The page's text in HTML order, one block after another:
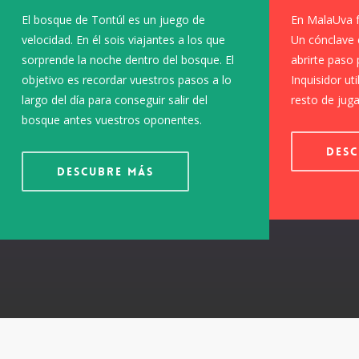
El bosque de Tontúl es un juego de
velocidad. En él sois viajantes a los que
sorprende la noche dentro del bosque. El
objetivo es recordar vuestros pasos a lo
largo del día para conseguir salir del
bosque antes vuestros oponentes.
Descubre más
En MalaUva
Un cónclave
abrirte paso
Inquisidor
resto de